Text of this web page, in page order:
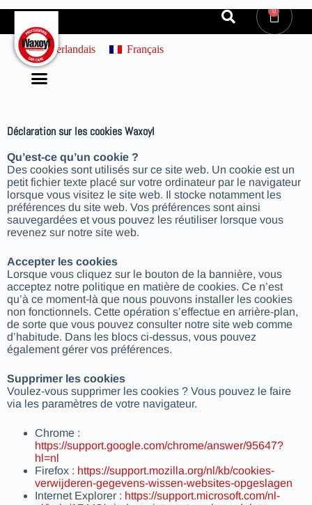
0
Néerlandais Français
Déclaration sur les cookies Waxoyl
Qu’est-ce qu’un cookie ?
Des cookies sont utilisés sur ce site web. Un cookie est un
petit fichier texte placé sur votre ordinateur par le navigateur
lorsque vous visitez le site web. Il stocke notamment les
préférences du site web. Vos préférences sont ainsi
sauvegardées et vous pouvez les réutiliser lorsque vous
revenez sur notre site web.
Accepter les cookies
Lorsque vous cliquez sur le bouton de la bannière, vous
acceptez notre politique en matière de cookies. Ce n’est
qu’à ce moment-là que nous pouvons installer les cookies
non fonctionnels. Cette opération s’effectue en arrière-plan,
de sorte que vous pouvez consulter notre site web comme
d’habitude. Dans les blocs ci-dessus, vous pouvez
également gérer vos préférences.
Supprimer les cookies
Voulez-vous supprimer les cookies ? Vous pouvez le faire
via les paramètres de votre navigateur.
Chrome :
https://support.google.com/chrome/answer/95647?
hl=nl
Firefox : https://support.mozilla.org/nl/kb/cookies-
verwijderen-gegevens-wissen-websites-opgeslagen
Internet Explorer : https://support.microsoft.com/nl-